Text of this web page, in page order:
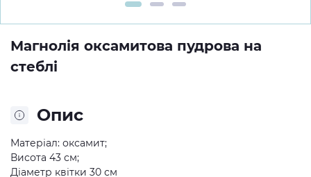
Магнолія оксамитова пудрова на
стеблі
Опис
Матеріал: оксамит;
Висота 43 см;
Діаметр квітки 30 см